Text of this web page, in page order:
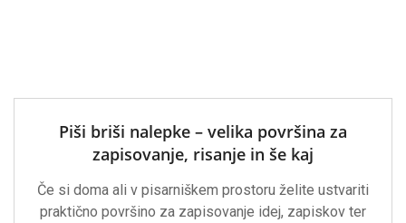
Piši briši nalepke – velika površina za
zapisovanje, risanje in še kaj
Če si doma ali v pisarniškem prostoru želite ustvariti
praktično površino za zapisovanje idej, zapiskov ter